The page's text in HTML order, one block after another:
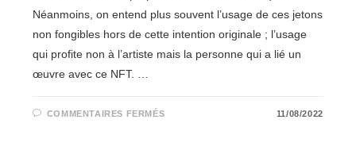
Néanmoins, on entend plus souvent l’usage de ces jetons
non fongibles hors de cette intention originale ; l’usage
qui profite non à l’artiste mais la personne qui a lié un
œuvre avec ce NFT. …
COMMENTAIRES FERMÉSSUR
11/08/2022